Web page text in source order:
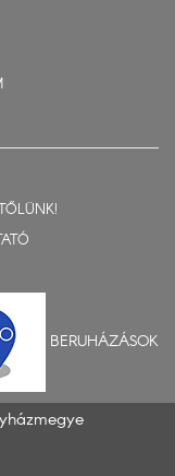
BERUHÁZÁSOK